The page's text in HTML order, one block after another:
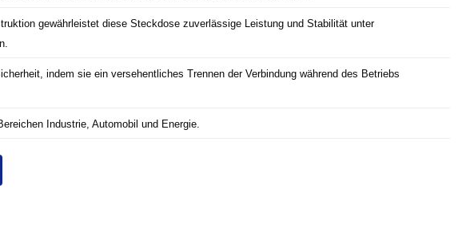
gewährleistet diese Steckdose zuverlässige Leistung und Stabilität unter
indem sie ein versehentliches Trennen der Verbindung während des Betriebs
Industrie, Automobil und Energie.